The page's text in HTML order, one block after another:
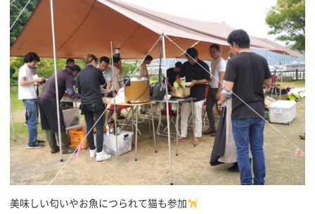
美味しい匂いやお魚につられて猫も参加